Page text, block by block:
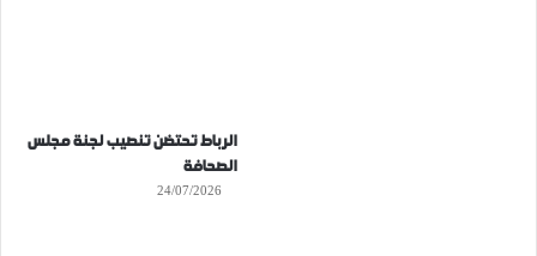
الرباط تحتضن تنصيب لجنة مجلس
الصحافة
24/07/2026